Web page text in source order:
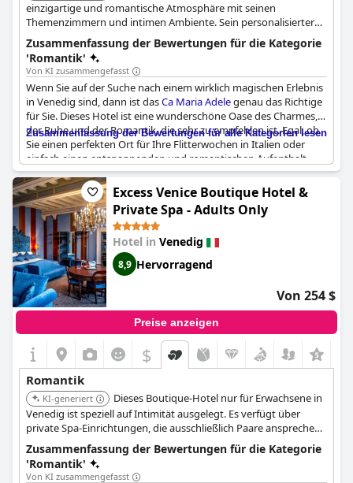
einzigartige und romantische Atmosphäre mit seinen
Themenzimmern und intimen Ambiente. Sein personalisierter
Service und die ausgezeichnete Lage machen es zur perfekten
Wahl für Paare, die einen romantischen Kurzurlaub in Venedig
suchen.
Zusammenfassung der Bewertungen für die Kategorie
'Romantik'
Von KI zusammengefasst
Wenn Sie auf der Suche nach einem wirklich magischen Erlebnis
in Venedig sind, dann ist dasCa Maria Adelegenau das Richtige
für Sie. Dieses Hotel ist eine wunderschöne Oase des Charmes,
der Ruhe und der Romantik, die sehr zu empfehlen ist. Egal, ob
Sie einen perfekten Ort für Ihre Flitterwochen in Italien oder
einfach einen entspannenden und romantischen Aufenthalt
suchen,Ca Maria Adeleist die Antwort auf Ihre Gebete. Mit
seinem außergewöhnlichen venezianischen Ambiente und der
Poesia Venexiana wird dieses Hotel Ihr Herz erobern und Ihre
Seele beruhigen. Von dem Moment an, in dem Sie ankommen,
werden Sie in die warme Umarmung einer exquisiten und
unvergesslichen Erfahrung eingewickelt. Verpassen Sie nicht
Ihre Chance, diese wirklich außergewöhnliche Adresse für Ihren
romantischen Aufenthalt in Venedig zu erleben
Zusammenfassung der Bewertungen für alle Kategorien lesen
Excess Venice Boutique Hotel &
Private Spa - Adults Only
Hotel in Venedig
8,9 Hervorragend
Von 254 $
Preise anzeigen
$
Romantik
KI-generiert
Dieses Boutique-Hotel nur für Erwachsene in
Venedig ist speziell auf Intimität ausgelegt. Es verfügt über
private Spa-Einrichtungen, die ausschließlich Paare ansprechen,
die ein abgeschiedenes Wellness-Erlebnis suchen.
Zusammenfassung der Bewertungen für die Kategorie
'Romantik'
Von KI zusammengefasst